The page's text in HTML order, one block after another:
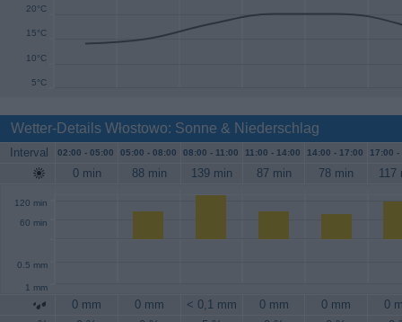
5°C
10°C
15°C
20°C
Wetter-Details Włostowo: Sonne & Niederschlag
Interval 02:00 - 05:00 05:00 - 08:00 08:00 - 11:00 11:00 - 14:00 14:00 - 17:00 17:00 -
0 min 88 min 139 min 87 min 78 min 117
60 min
120 min
0.5 mm
1 mm
0 mm 0 mm < 0,1 mm 0 mm 0 mm
0